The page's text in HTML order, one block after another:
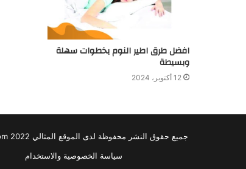
افضل طرق اطير النوم بخطوات سهلة
وبسيطة
12 أكتوبر، 2024
جميع حقوق النشر محفوظة لدى الموقع المثالي 2022 Almthali.com
سياسة الخصوصية والاستخدام